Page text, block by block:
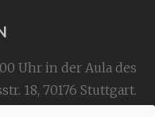
Uhr in der Aula des
18, 70176 Stuttgart.